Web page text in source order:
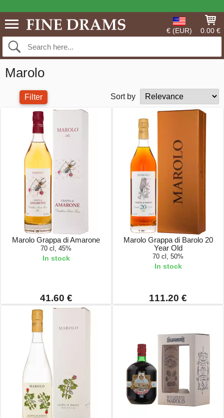
€ (EUR) 0.00 €
Marolo
Filter Sort by
Marolo Grappa di Amarone
70 cl, 45%
In stock
41.60 €
Marolo Grappa di Barolo 20
Year Old
70 cl, 50%
In stock
111.20 €